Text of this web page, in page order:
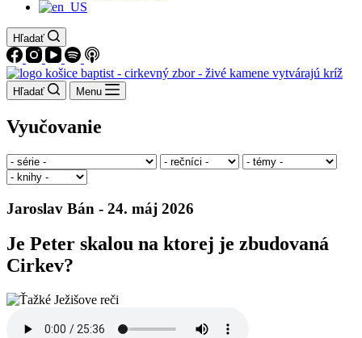
Hľadať
Hľadať Menu
Vyučovanie
Jaroslav Bán - 24. máj 2026
Je Peter skalou na ktorej je zbudovaná
Cirkev?